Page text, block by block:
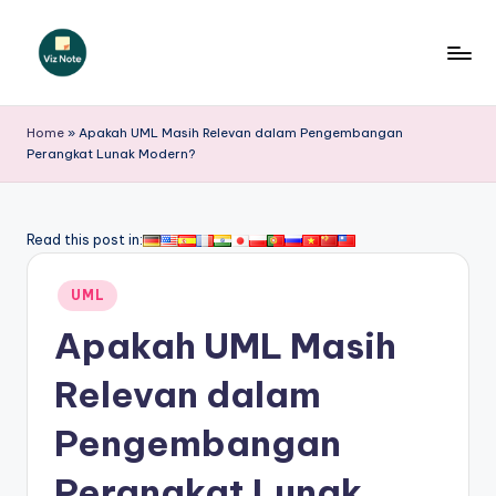
iz
N
t
Home » Apakah UML Masih Relevan dalam Pengembangan
Perangkat Lunak Modern?
Read this post in:
Posted
in
UML
Apakah UML Masih
Relevan dalam
Pengembangan